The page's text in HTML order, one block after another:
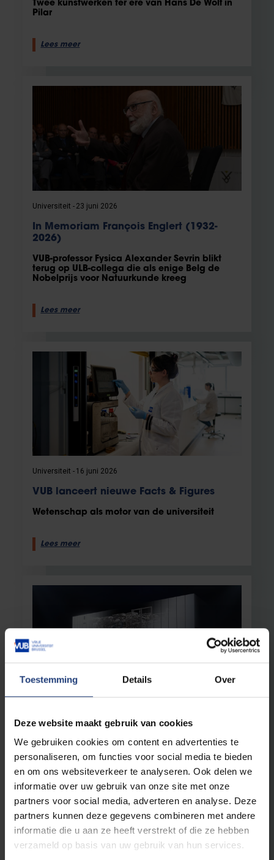
Toestemming Details Over
Deze website maakt gebruik van cookies
We gebruiken cookies om content en advertenties te
personaliseren, om functies voor social media te bieden
en om ons websiteverkeer te analyseren. Ook delen we
informatie over uw gebruik van onze site met onze
partners voor social media, adverteren en analyse. Deze
partners kunnen deze gegevens combineren met andere
informatie die u aan ze heeft verstrekt of die ze hebben
verzameld op basis van uw gebruik van hun services.
Twee kunstwerken ter ere van Hans De Wolf in
Pilar
Lees meer
Universiteit 23 juni 2026
In Memoriam François Englert (1932-
2026)
VUB-professor Fysica Alexander Sevrin blikt
terug op ULB-collega die als enige Belg de
Nobelprijs voor Natuurkunde kreeg
Lees meer
Universiteit 16 juni 2026
VUB lanceert nieuwe Facts & Figures
Wetenschap als motor van de universiteit
Lees meer
Soevereiniteit is geen Europese chatbot
Een eigen, Europese versie van Mythos AI?
Vergeet het, schrijven VUB-proffen in De
Standaard
Lees meer